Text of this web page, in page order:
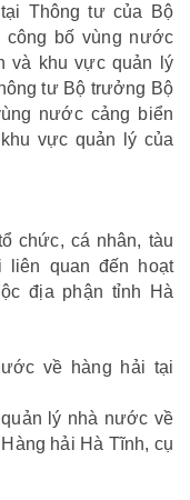
Thông tư của Bộ
công bố vùng nước
và khu vực quản lý
tư Bộ trưởng Bộ
nước cảng biển
vực quản lý của
chức, cá nhân, tàu
liên quan đến hoạt
địa phận tỉnh Hà
về hàng hải tại
lý nhà nước về
hải Hà Tĩnh, cụ